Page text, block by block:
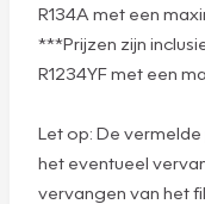
R134A met een
***Prijzen zijn
R1234YF met een
Let op: De
het eventueel
vervangen van het